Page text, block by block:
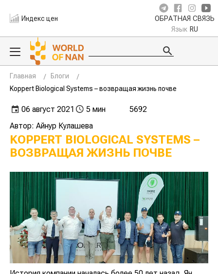
Индекс цен ОБРАТНАЯ СВЯЗЬ
Язык RU
Главная
Блоги
Koppert Biological Systems – возвращая жизнь почве
06 август 2021 5 мин
5692
Автор: Айнур Кулашева
KOPPERT BIOLOGICAL SYSTEMS –
ВОЗВРАЩАЯ ЖИЗНЬ ПОЧВЕ